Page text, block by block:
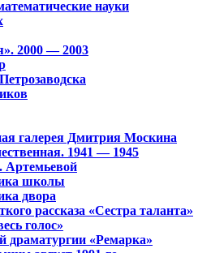
науки
2000 — 2003
галерея Дмитрия Москина
1941 — 1945
Артемьевой
школы
двора
рассказа «Сестра таланта»
голос»
драматургии «Ремарка»